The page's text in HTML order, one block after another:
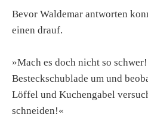
Bevor Waldemar antworten
einen drauf.
»Mach es doch nicht so
Besteckschublade um und
Löffel und Kuchengabel
schneiden!«